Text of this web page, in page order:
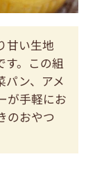
甘い生地
す。この組
パン、アメ
が手軽にお
のおやつ